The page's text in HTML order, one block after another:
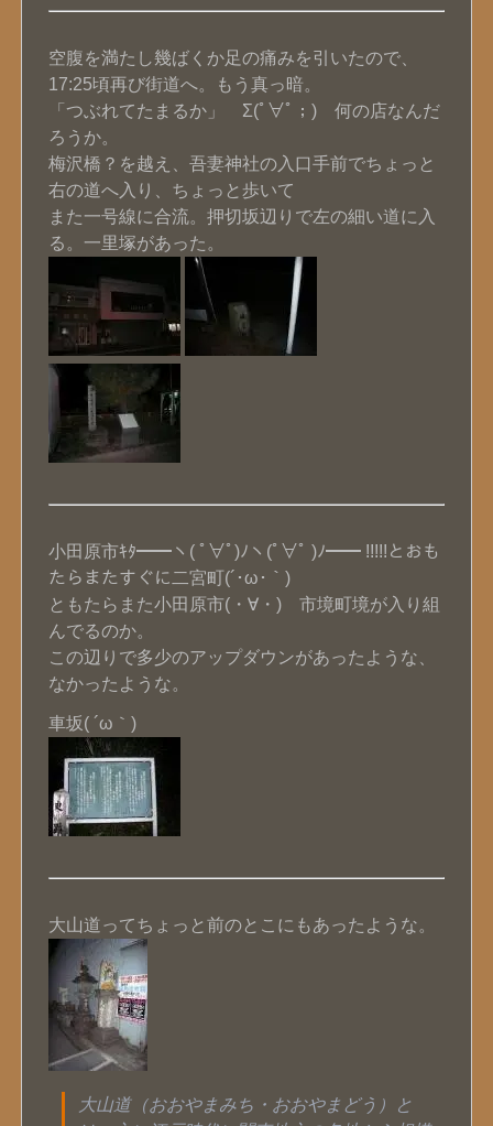
空腹を満たし幾ばくか足の痛みを引いたので、
17:25頃再び街道へ。もう真っ暗。
「つぶれてたまるか」 Σ(ﾟ∀ﾟ；) 何の店なんだ
ろうか。
梅沢橋？を越え、吾妻神社の入口手前でちょっと
右の道へ入り、ちょっと歩いて
また一号線に合流。押切坂辺りで左の細い道に入
る。一里塚があった。
小田原市ｷﾀ━━ヽ( ﾟ∀ﾟ)ﾉヽ(ﾟ∀ﾟ )ﾉ━━ !!!!!とおも
たらまたすぐに二宮町(´･ω･｀)
ともたらまた小田原市(・∀・) 市境町境が入り組
んでるのか。
この辺りで多少のアップダウンがあったような、
なかったような。
車坂( ´ω｀)
大山道ってちょっと前のとこにもあったような。
大山道（おおやまみち・おおやまどう）と